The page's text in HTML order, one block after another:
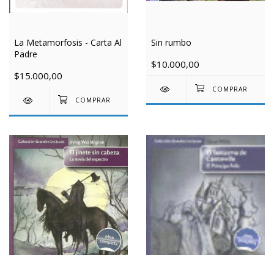
La Metamorfosis - Carta Al
Padre
$15.000,00
Sin rumbo
$10.000,00